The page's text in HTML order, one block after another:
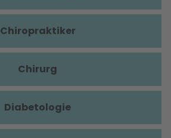
Chiropraktiker
Chirurg
Diabetologie